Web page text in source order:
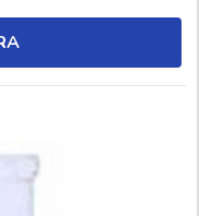
de solda, por sua
desenvolvido